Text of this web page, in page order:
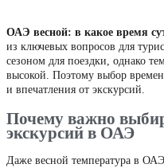
ОАЭ весной: в какое время
из ключевых вопросов для
сезоном для поездки, однако
высокой. Поэтому выбор
и впечатления от экскурсий.
Почему важно
экскурсий в ОАЭ
Даже весной температура в